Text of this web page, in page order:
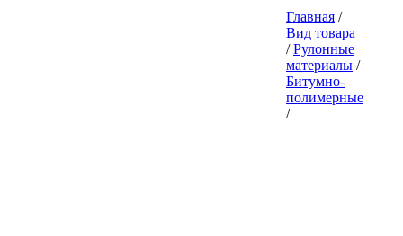
Главная /
Вид товара
/Рулонные
материалы /
Битумно-
полимерные
/